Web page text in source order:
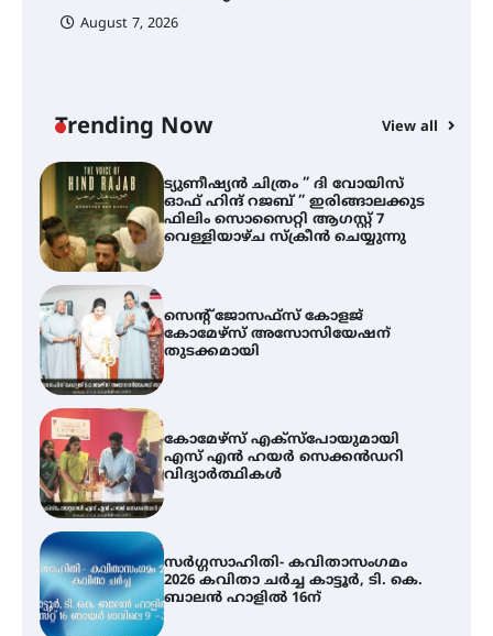
August 7, 2026
Trending Now View all
ട്യുണീഷ്യൻ ചിത്രം ” ദി വോയിസ്
ഓഫ് ഹിന്ദ് റജബ് ” ഇരിങ്ങാലക്കുട
ഫിലിം സൊസൈറ്റി ആഗസ്റ്റ് 7
വെള്ളിയാഴ്ച സ്‌ക്രീൻ ചെയ്യുന്നു
സെന്റ് ജോസഫ്സ് കോളജ്
കോമേഴ്‌സ് അസോസിയേഷന്
തുടക്കമായി
കോമേഴ്സ് എക്സ്പോയുമായി
എസ് എൻ ഹയർ സെക്കൻഡറി
വിദ്യാർത്ഥികൾ
സർഗ്ഗസാഹിതി- കവിതാസംഗമം
2026 കവിതാ ചർച്ച കാട്ടൂർ, ടി. കെ.
ബാലൻ ഹാളിൽ 16ന്